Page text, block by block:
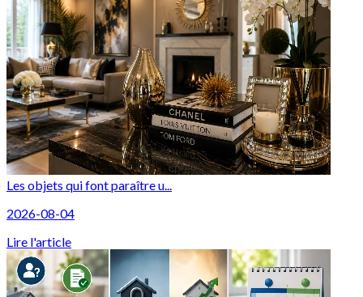
Les objets qui font paraître u...
2026-08-04
Lire l'article